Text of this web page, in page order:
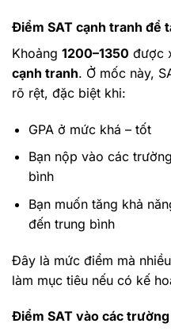
Điểm SAT cạnh tranh để
Khoảng 1200–1350 được
cạnh tranh. Ở mốc này,
rõ rệt, đặc biệt khi:
GPA ở mức khá – tốt
Bạn nộp vào các
bình
Bạn muốn tăng khả
đến trung bình
Đây là mức điểm mà
làm mục tiêu nếu có kế
Điểm SAT vào các